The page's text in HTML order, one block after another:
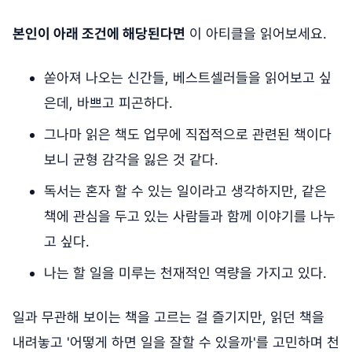
본인이 아래 조건에 해당된다면 이 아티클을 읽어보세요.
쏟아져 나오는 신간들, 베스트셀러들을 읽어보고 싶
은데, 바쁘고 피곤하다.
그나마 읽은 책도 업무에 직접적으로 관련된 책이다
보니 균형 감각을 잃은 것 같다.
독서는 혼자 할 수 있는 일이라고 생각하지만, 같은
책에 관심을 두고 있는 사람들과 함께 이야기를 나누
고 싶다.
나는 할 일을 미루는 천재적인 역량을 가지고 있다.
일과 무관해 보이는 책을 고르는 걸 즐기지만, 읽던 책을
내려놓고 '어떻게 하면 일을 잘할 수 있을까'를 고민하며 천